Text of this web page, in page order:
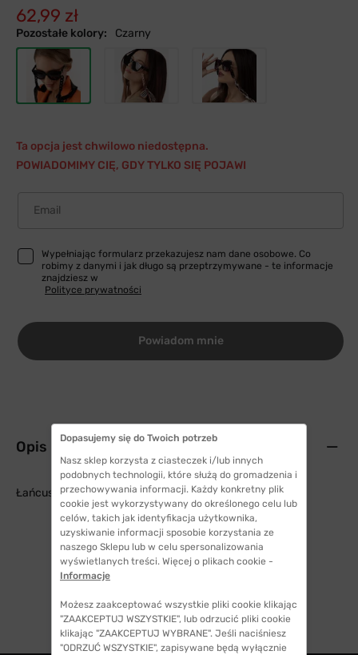
62,99 zł
Pozostałe kolory: Czarny
Ta opcja jest chwilowo niedostępna.
POWIADOMIMY CIĘ, GDY TYLKO SIĘ POJAWI
Email
Wypełniając formularz przekazujesz nam dane osobowe. Co
robimy z danymi i jak długo są przeptrzymywane - te informacje
znajdziesz w
Polityce prywatności
Powiadom mnie
Opis produktu
Łańcuszek do okularów Hayne Select Chusta - czarna
Dopasujemy się do Twoich potrzeb
Nasz sklep korzysta z ciasteczek i/lub innych
podobnych technologii, które służą do gromadzenia i
przechowywania informacji. Każdy konkretny plik
cookie jest wykorzystywany do określonego celu lub
celów, takich jak identyfikacja użytkownika,
uzyskiwanie informacji sposobie korzystania ze
naszego Sklepu lub w celu spersonalizowania
wyświetlanych treści. Więcej o plikach cookie -
Informacje
Możesz zaakceptować wszystkie pliki cookie klikając
"ZAAKCEPTUJ WSZYSTKIE", lub odrzucić pliki cookie
klikając "ZAAKCEPTUJ WYBRANE". Jeśli naciśniesz
"ODRZUĆ WSZYSTKIE", zapisywane będą wyłącznie